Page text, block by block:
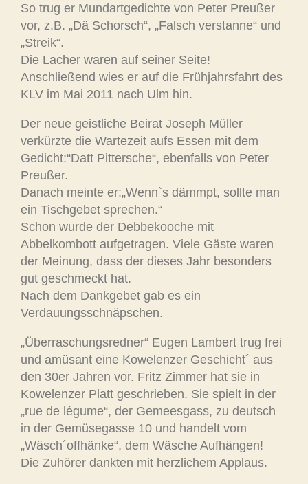
So trug er Mundartgedichte von Peter Preußer
vor, z.B. „Dä Schorsch“, „Falsch verstanne“ und
„Streik“.
Die Lacher waren auf seiner Seite!
Anschließend wies er auf die Frühjahrsfahrt des
KLV im Mai 2011 nach Ulm hin.
Der neue geistliche Beirat Joseph Müller
verkürzte die Wartezeit aufs Essen mit dem
Gedicht:“Datt Pittersche“, ebenfalls von Peter
Preußer.
Danach meinte er:„Wenn`s dämmpt, sollte man
ein Tischgebet sprechen.“
Schon wurde der Debbekooche mit
Abbelkombott aufgetragen. Viele Gäste waren
der Meinung, dass der dieses Jahr besonders
gut geschmeckt hat.
Nach dem Dankgebet gab es ein
Verdauungsschnäpschen.
„Überraschungsredner“ Eugen Lambert trug frei
und amüsant eine Kowelenzer Geschicht´ aus
den 30er Jahren vor. Fritz Zimmer hat sie in
Kowelenzer Platt geschrieben. Sie spielt in der
„rue de légume“, der Gemeesgass, zu deutsch
in der Gemüsegasse 10 und handelt vom
„Wäsch´offhänke“, dem Wäsche Aufhängen!
Die Zuhörer dankten mit herzlichem Applaus.